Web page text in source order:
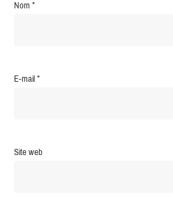
Nom*
E-mail*
Site web